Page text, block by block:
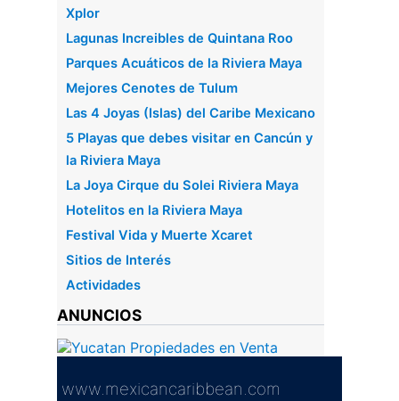
Xplor
Lagunas Increibles de Quintana Roo
Parques Acuáticos de la Riviera Maya
Mejores Cenotes de Tulum
Las 4 Joyas (Islas) del Caribe Mexicano
5 Playas que debes visitar en Cancún y
la Riviera Maya
La Joya Cirque du Solei Riviera Maya
Hotelitos en la Riviera Maya
Festival Vida y Muerte Xcaret
Sitios de Interés
Actividades
ANUNCIOS
www.mexicancaribbean.com